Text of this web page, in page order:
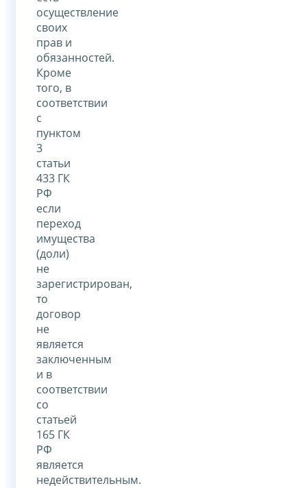
осуществление
своих
прав и
обязанностей.
Кроме
того, в
соответствии
с
пунктом
3
статьи
433 ГК
РФ
если
переход
имущества
(доли)
не
зарегистрирован,
то
договор
не
является
заключенным
и в
соответствии
со
статьей
165 ГК
РФ
является
недействительным.